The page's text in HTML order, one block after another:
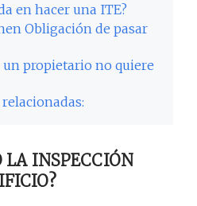
en hacer una ITE?
Obligación de pasar
un propietario no quiere
LA INSPECCIÓN